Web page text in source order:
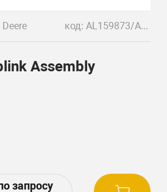
код: AL159873/AL78064
Assembly